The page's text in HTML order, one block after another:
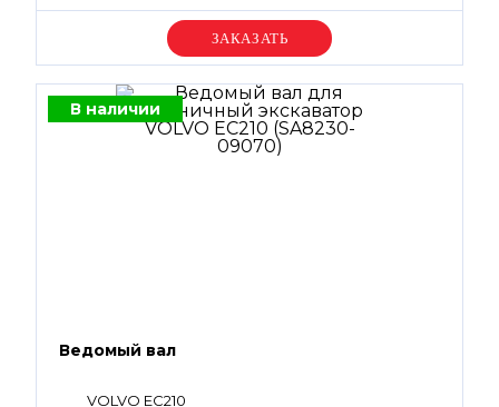
Уточняйте цену
В наличии
Ведомый вал
VOLVO EC210